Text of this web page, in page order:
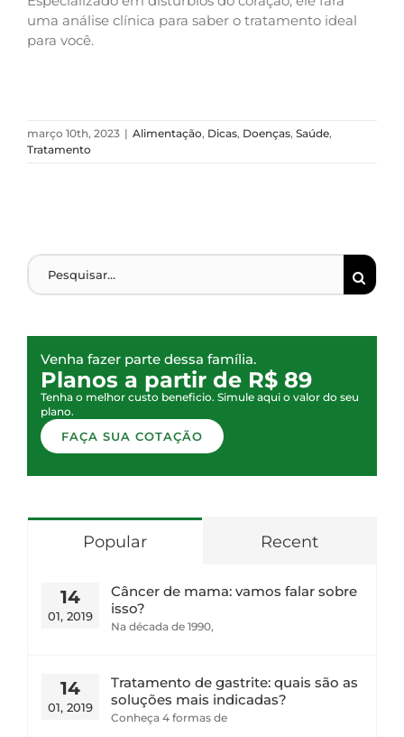
uma análise clínica para saber o tratamento ideal
para você.
março 10th, 2023 | Alimentação, Dicas, Doenças, Saúde,
Tratamento
Venha fazer parte dessa família.
Planos a partir de R$ 89
Tenha o melhor custo beneficio. Simule aqui o valor do seu
plano.
FAÇA SUA COTAÇÃO
Popular Recent
14
01, 2019
Câncer de mama: vamos falar sobre
isso?
Na década de 1990,
14
01, 2019
Tratamento de gastrite: quais são as
soluções mais indicadas?
Conheça 4 formas de